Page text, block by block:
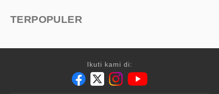
TERPOPULER
Ikuti kami di: